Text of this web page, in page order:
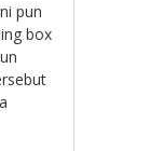
pun
box